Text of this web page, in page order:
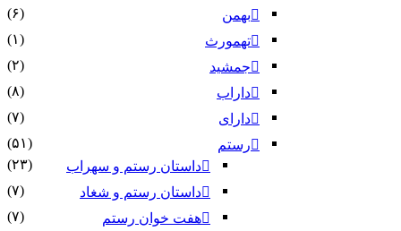
بهمن
(۶)
تهمورث
(۱)
جمشید
(۲)
داراب
(۸)
دارای
(۷)
رستم
(۵۱)
داستان رستم و سهراب
(۲۳)
داستان رستم و شغاد
(۷)
هفت خوان رستم‏
(۷)